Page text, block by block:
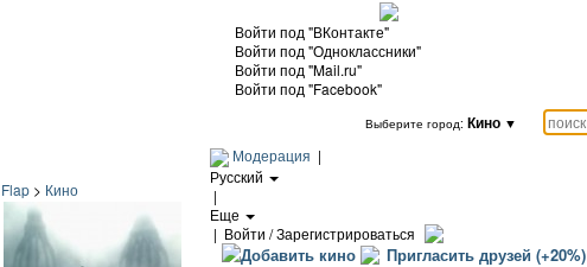
Войти под "ВКонтакте"
Войти под "Одноклассники"
Войти под "Mail.ru"
Войти под "Facebook"
Выберите город: Кино ▼
Модерация |
Русский
|
Еще
| Войти / Зарегистрироваться
Добавить кино Пригласить друзей (+20%)
Flap > Кино